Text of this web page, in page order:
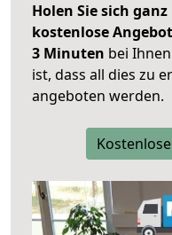
Holen Sie sich
kostenlose
3 Minuten bei
ist, dass all dies zu
angeboten werden.